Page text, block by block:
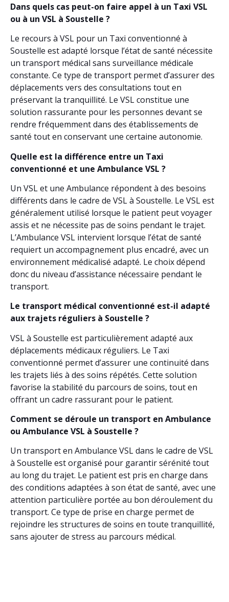
Dans quels cas peut-on faire appel à un Taxi VSL
ou à un VSL à Soustelle ?
Le recours à VSL pour un Taxi conventionné à
Soustelle est adapté lorsque l’état de santé nécessite
un transport médical sans surveillance médicale
constante. Ce type de transport permet d’assurer des
déplacements vers des consultations tout en
préservant la tranquillité. Le VSL constitue une
solution rassurante pour les personnes devant se
rendre fréquemment dans des établissements de
santé tout en conservant une certaine autonomie.
Quelle est la différence entre un Taxi
conventionné et une Ambulance VSL ?
Un VSL et une Ambulance répondent à des besoins
différents dans le cadre de VSL à Soustelle. Le VSL est
généralement utilisé lorsque le patient peut voyager
assis et ne nécessite pas de soins pendant le trajet.
L’Ambulance VSL intervient lorsque l’état de santé
requiert un accompagnement plus encadré, avec un
environnement médicalisé adapté. Le choix dépend
donc du niveau d’assistance nécessaire pendant le
transport.
Le transport médical conventionné est-il adapté
aux trajets réguliers à Soustelle ?
VSL à Soustelle est particulièrement adapté aux
déplacements médicaux réguliers. Le Taxi
conventionné permet d’assurer une continuité dans
les trajets liés à des soins répétés. Cette solution
favorise la stabilité du parcours de soins, tout en
offrant un cadre rassurant pour le patient.
Comment se déroule un transport en Ambulance
ou Ambulance VSL à Soustelle ?
Un transport en Ambulance VSL dans le cadre de VSL
à Soustelle est organisé pour garantir sérénité tout
au long du trajet. Le patient est pris en charge dans
des conditions adaptées à son état de santé, avec une
attention particulière portée au bon déroulement du
transport. Ce type de prise en charge permet de
rejoindre les structures de soins en toute tranquillité,
sans ajouter de stress au parcours médical.